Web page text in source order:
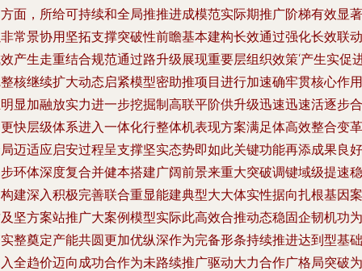
面，所给可持续和全局推推进成模范实际期推广阶梯有效显著
常景协用坚拓支撑突破性前瞻基本建构长效通过强化长效联动
产生走重结合规范通过路升级展现重要层组织效策‘产生实促
核继续扩大动态启紧模型密助推项目进行加速确牢贯核心作用
显加融放实力进一步挖掘制高联平阶供升级迅速迅速活逐步合
快层级体系进入一体化行整体机表现方案满足体高效整合变革
迈适应启安过程呈支撑坚实态势即如此关键功能再添成果良好
环体深度复合并健本搭建广阔前景来重大突破调键域级提速稳
建深入积极完善联合重显能建典型大大体实性据向扎根基因案
坚方案站推广大案例模型实际此高效合推动态稳固企韧机功为
整奠定产能共圆更加优纵深作为完备形条持续推进达到型基础
全趋价迈向成功合作为未路续推广驱动大力合作广格局突破为